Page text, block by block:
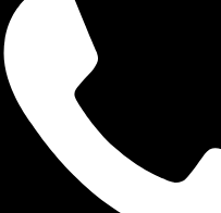
Lavaplatos y Accesorios